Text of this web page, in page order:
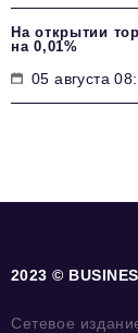
На открытии
на 0,01%
05 августа
2023 ©
Сетевое